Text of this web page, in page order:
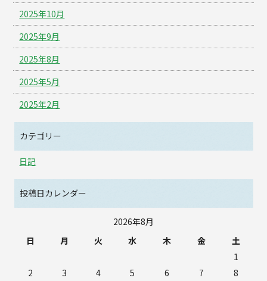
2025年10月
2025年9月
2025年8月
2025年5月
2025年2月
カテゴリー
日記
投稿日カレンダー
2026年8月
日
月 火 水 木 金
土
1
2
3 4 5 6 7 8